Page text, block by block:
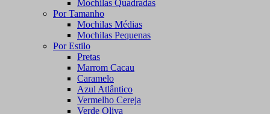
Mochilas Quadradas
Por Tamanho
Mochilas Médias
Mochilas Pequenas
Por Estilo
Pretas
Marrom Cacau
Caramelo
Azul Atlântico
Vermelho Cereja
Verde Oliva